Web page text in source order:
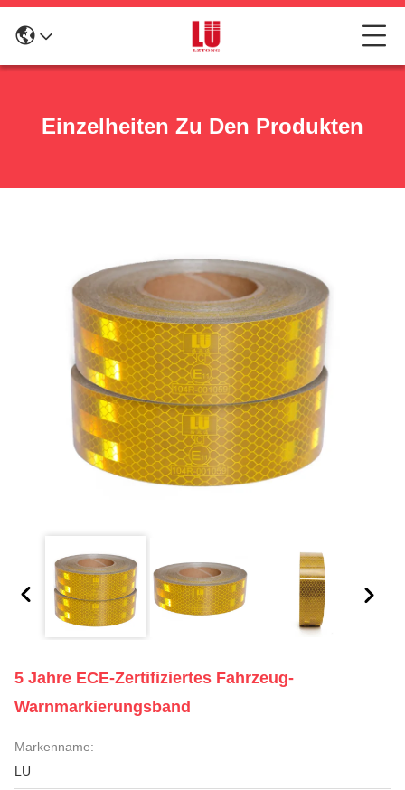
Einzelheiten Zu Den Produkten
5 Jahre ECE-Zertifiziertes Fahrzeug-
Warnmarkierungsband
Markenname:
LU